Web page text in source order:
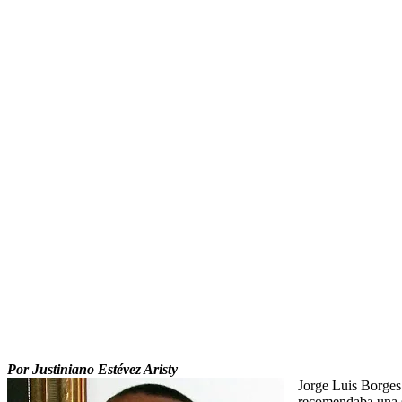
Por Justiniano Estévez Aristy
Jorge Luis Borges